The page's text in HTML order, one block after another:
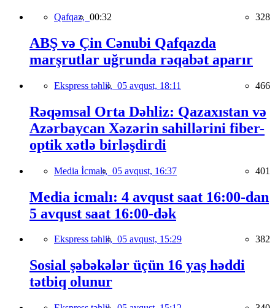
Qafqaz, 00:32 328
ABŞ və Çin Cənubi Qafqazda
marşrutlar uğrunda rəqabət aparır
Ekspress təhlil, 05 avqust, 18:11 466
Rəqəmsal Orta Dəhliz: Qazaxıstan və
Azərbaycan Xəzərin sahillərini fiber-
optik xətlə birləşdirdi
Media İcmalı, 05 avqust, 16:37 401
Media icmalı: 4 avqust saat 16:00-dan
5 avqust saat 16:00-dək
Ekspress təhlil, 05 avqust, 15:29 382
Sosial şəbəkələr üçün 16 yaş həddi
tətbiq olunur